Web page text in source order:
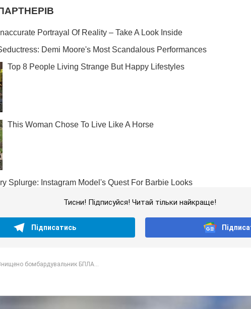
Тисни! Підписуйся! Читай тільки найкраще!
Підписатись
бомбардувальник БПЛА...